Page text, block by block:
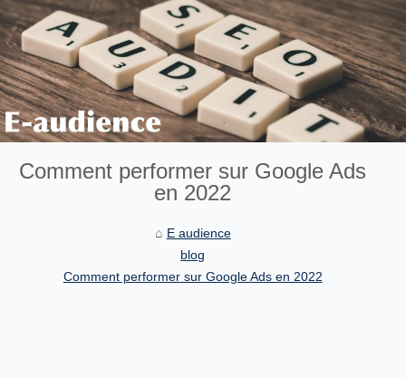
Comment performer sur Google Ads
en 2022
E audience
blog
Comment performer sur Google Ads en 2022